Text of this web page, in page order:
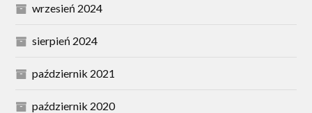
wrzesień 2024
sierpień 2024
październik 2021
październik 2020